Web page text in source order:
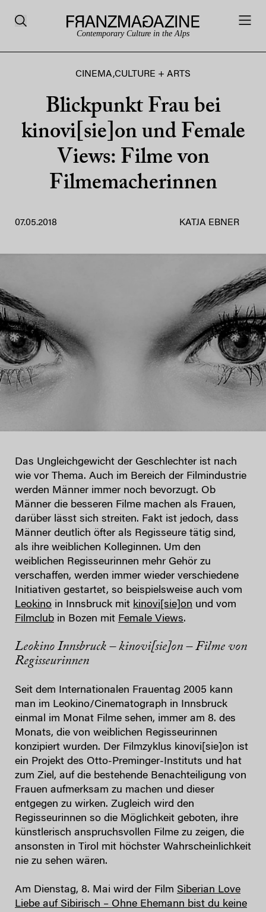
Contemporary Culture in the Alps
CINEMA,CULTURE + ARTS
Blickpunkt Frau bei
kinovi[sie]on und Female
Views: Filme von
Filmemacherinnen
07.05.2018 KATJA EBNER
Das Ungleichgewicht der Geschlechter ist nach
wie vor Thema. Auch im Bereich der Filmindustrie
werden Männer immer noch bevorzugt. Ob
Männer die besseren Filme machen als Frauen,
darüber lässt sich streiten. Fakt ist jedoch, dass
Männer deutlich öfter als Regisseure tätig sind,
als ihre weiblichen Kolleginnen. Um den
weiblichen Regisseurinnen mehr Gehör zu
verschaffen, werden immer wieder verschiedene
Initiativen gestartet, so beispielsweise auch vom
Leokino in Innsbruck mit kinovi[sie]on und vom
Filmclub in Bozen mit Female Views.
Leokino Innsbruck –kinovi[sie]on – Filme von
Regisseurinnen
Seit dem Internationalen Frauentag 2005 kann
man im Leokino/Cinematograph in Innsbruck
einmal im Monat Filme sehen, immer am 8. des
Monats, die von weiblichen Regisseurinnen
konzipiert wurden. Der Filmzyklus kinovi[sie]on ist
ein Projekt des Otto-Preminger-Instituts und hat
zum Ziel, auf die bestehende Benachteiligung von
Frauen aufmerksam zu machen und dieser
entgegen zu wirken. Zugleich wird den
Regisseurinnen so die Möglichkeit geboten, ihre
künstlerisch anspruchsvollen Filme zu zeigen, die
ansonsten in Tirol mit höchster Wahrscheinlichkeit
nie zu sehen wären.
Am Dienstag, 8. Mai wird der Film Siberian Love
Liebe auf Sibirisch – Ohne Ehemann bist du keine